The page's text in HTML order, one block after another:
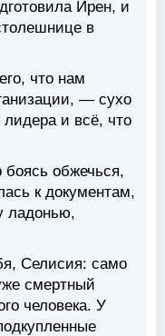
Ирен, и
в
что нам
— сухо
и всё, что
боясь обжечься,
к документам,
ладонью,
Селисия: само
смертный
человека. У